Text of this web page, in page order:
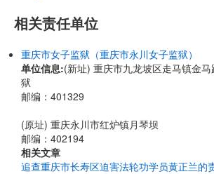
相关责任单位
重庆市女子监狱（重庆市永川女子监狱）
单位信息:(新址) 重庆市九龙坡区走马镇金
狱
邮编：401329
(原址) 重庆永川市红炉镇月琴坝
邮编：402194
相关文章
追查重庆市长寿区迫害法轮功学员黄正兰的